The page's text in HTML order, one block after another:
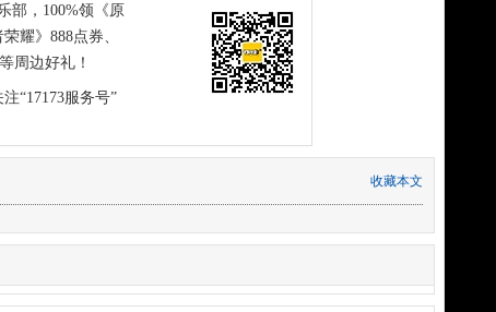
部，100%领《原
耀》888点券、
周边好礼！
“17173服务号”
收藏本文